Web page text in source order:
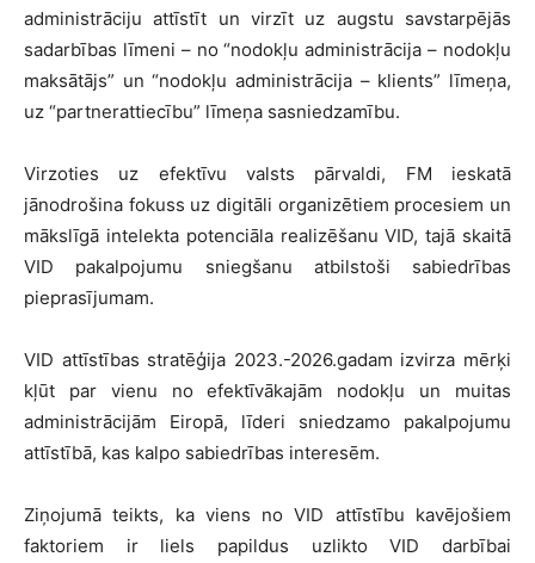
administrāciju attīstīt un virzīt uz augstu savstarpējās
sadarbības līmeni – no “nodokļu administrācija – nodokļu
maksātājs” un “nodokļu administrācija – klients” līmeņa,
uz “partnerattiecību” līmeņa sasniedzamību.
Virzoties uz efektīvu valsts pārvaldi, FM ieskatā
jānodrošina fokuss uz digitāli organizētiem procesiem un
mākslīgā intelekta potenciāla realizēšanu VID, tajā skaitā
VID pakalpojumu sniegšanu atbilstoši sabiedrības
pieprasījumam.
VID attīstības stratēģija 2023.-2026.gadam izvirza mērķi
kļūt par vienu no efektīvākajām nodokļu un muitas
administrācijām Eiropā, līderi sniedzamo pakalpojumu
attīstībā, kas kalpo sabiedrības interesēm.
Ziņojumā teikts, ka viens no VID attīstību kavējošiem
faktoriem ir liels papildus uzlikto VID darbībai